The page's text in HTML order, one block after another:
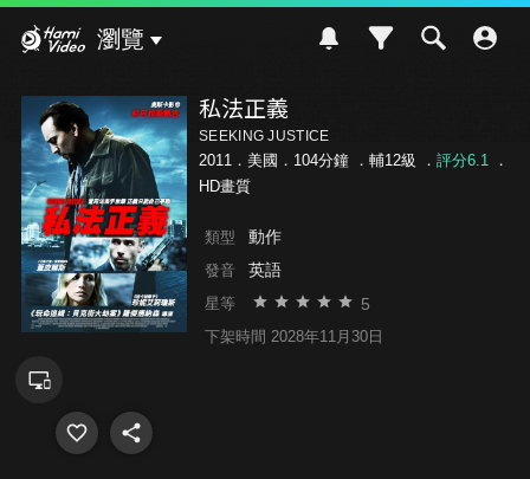
瀏覽
私法正義
SEEKING JUSTICE
2011．美國．104分鐘 ． 輔12級 ． 評分6.1．
HD畫質
類型 動作
發音 英語
星等 5
下架時間 2028年11月30日